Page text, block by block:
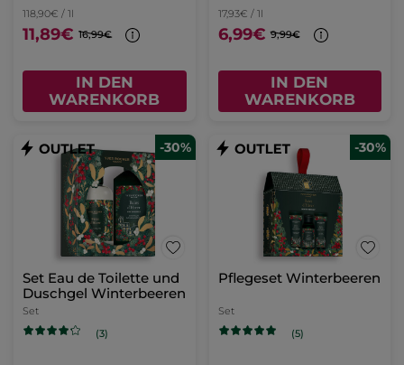
118,90€ / 1l
11,89€ 16,99€
IN DEN
WARENKORB
17,93€ / 1l
6,99€ 9,99€
IN DEN
WARENKORB
-30%
Set Eau de Toilette und
Duschgel Winterbeeren
Set
(3)
-30%
Pflegeset Winterbeeren
Set
(5)